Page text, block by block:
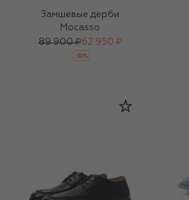
Замшевые дерби
Mocasso
89 900 ₽62 950 ₽
-30%